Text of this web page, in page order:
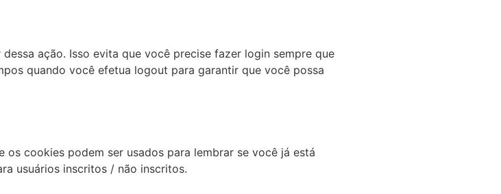
ação. Isso evita que você precise fazer login sempre que
quando você efetua logout para garantir que você possa
cookies podem ser usados ​​para lembrar se você já está
usuários inscritos / não inscritos.